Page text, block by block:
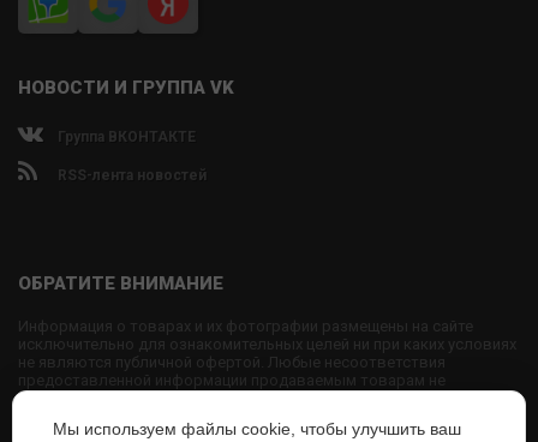
НОВОСТИ И ГРУППА VK
Группа ВКОНТАКТЕ
RSS-лента новостей
ОБРАТИТЕ ВНИМАНИЕ
Информация о товарах и их фотографии размещены на сайте
исключительно для ознакомительных целей ни при каких условиях
не являются публичной офертой. Любые несоответствия
предоставленной информации продаваемым товарам не
являются основанием для претензий, так как внешний вид и
свое усмотрение.
Мы используем файлы cookie, чтобы улучшить ваш